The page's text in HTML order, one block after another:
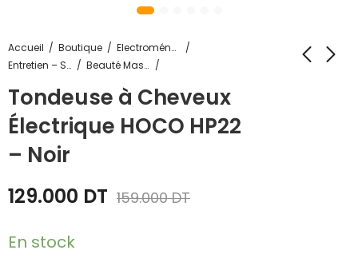
Accueil Boutique
Electroménager
Entretien – Soin
Beauté Masculine
Tondeuse à Cheveux
Électrique HOCO HP22
– Noir
129.000 DT 159.000DT
En stock